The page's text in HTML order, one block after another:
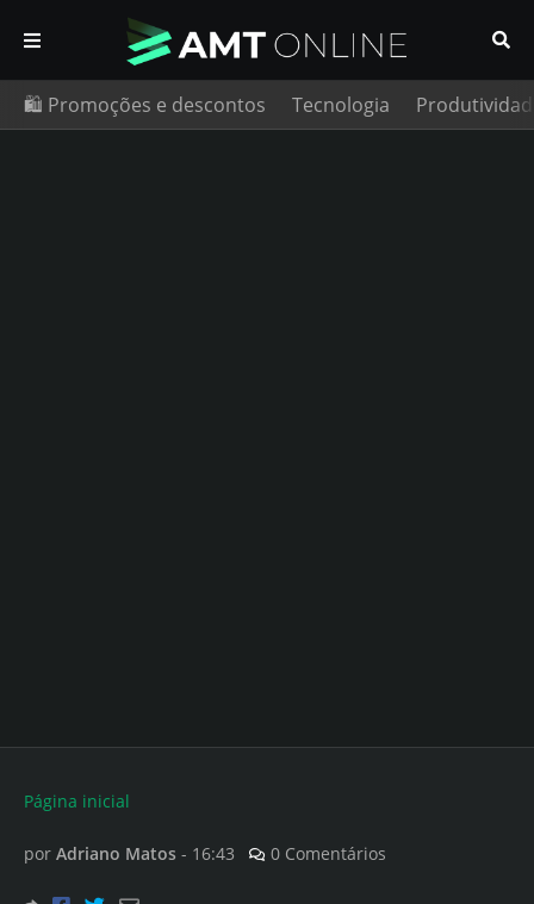
🛍️ Promoções e descontos Tecnologia
Página inicial
por Adriano Matos - 16:43 0 Comentários